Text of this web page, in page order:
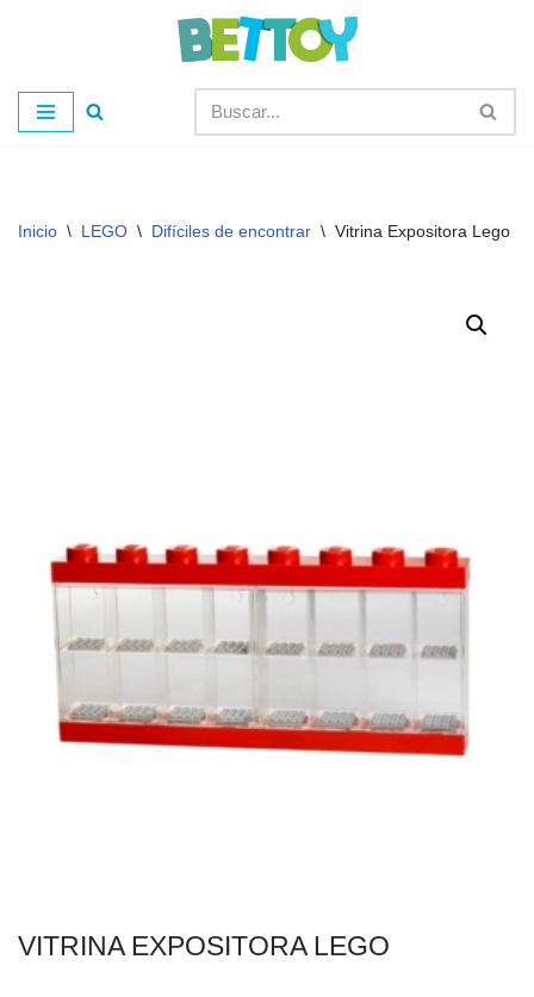
al
contenido
Inicio \ LEGO \ Difíciles de encontrar \ Vitrina Expositora Lego
VITRINA EXPOSITORA LEGO